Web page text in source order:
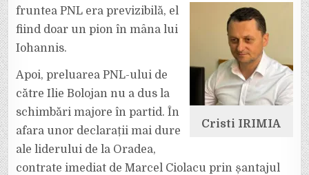
EMIL
BOC,
RALUCA
TURCAN,
VASILE
BLAGA,
ALINA
GORGHIU,
CĂTĂLIN
PREDOIU
ȘI
ALȚII
SUNT
BINE
ÎN
Cristi IRIMIA
fruntea PNL era previzibilă, el
fiind doar un pion în mâna lui
Iohannis.
Apoi, preluarea PNL-ului de
către Ilie Bolojan nu a dus la
schimbări majore în partid. În
afara unor declarații mai dure
ale liderului de la Oradea,
contrate imediat de Marcel Ciolacu prin șantajul